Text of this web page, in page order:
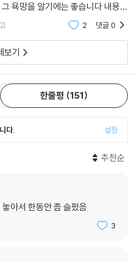
욕망을 알기에는 좋습니다 내용은
는 않을 것 같고 빌려보셔도 충분
2 댓글0
보기
한줄평 151
다. 설정
추천순
아서 한동안 좀 슬펐음.
3